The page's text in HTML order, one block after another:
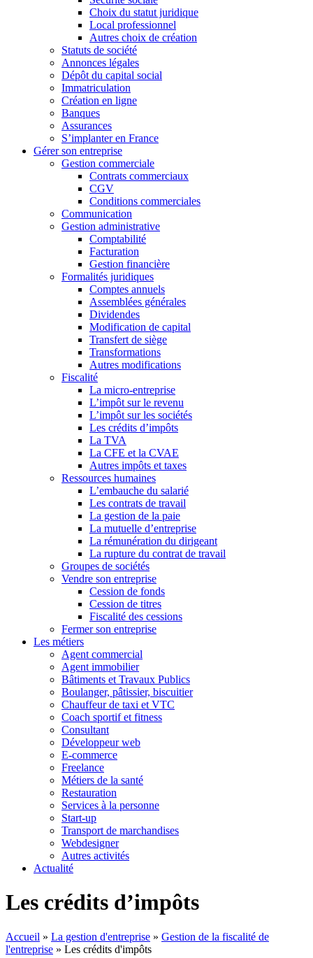
Choix du statut juridique
Local professionnel
Autres choix de création
Statuts de société
Annonces légales
Dépôt du capital social
Immatriculation
Création en ligne
Banques
Assurances
S’implanter en France
Gérer son entreprise
Gestion commerciale
Contrats commerciaux
CGV
Conditions commerciales
Communication
Gestion administrative
Comptabilité
Facturation
Gestion financière
Formalités juridiques
Comptes annuels
Assemblées générales
Dividendes
Modification de capital
Transfert de siège
Transformations
Autres modifications
Fiscalité
La micro-entreprise
L’impôt sur le revenu
L’impôt sur les sociétés
Les crédits d’impôts
La TVA
La CFE et la CVAE
Autres impôts et taxes
Ressources humaines
L’embauche du salarié
Les contrats de travail
La gestion de la paie
La mutuelle d’entreprise
La rémunération du dirigeant
La rupture du contrat de travail
Groupes de sociétés
Vendre son entreprise
Cession de fonds
Cession de titres
Fiscalité des cessions
Fermer son entreprise
Les métiers
Agent commercial
Agent immobilier
Bâtiments et Travaux Publics
Boulanger, pâtissier, biscuitier
Chauffeur de taxi et VTC
Coach sportif et fitness
Consultant
Développeur web
E-commerce
Freelance
Métiers de la santé
Restauration
Services à la personne
Start-up
Transport de marchandises
Webdesigner
Autres activités
Actualité
Les crédits d’impôts
Accueil » La gestion d'entreprise » Gestion de la fiscalité de
l'entreprise » Les crédits d'impôts